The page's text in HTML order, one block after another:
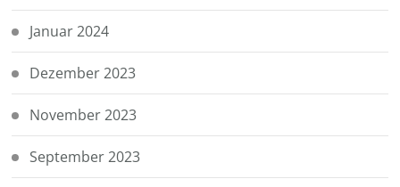
Januar 2024
Dezember 2023
November 2023
September 2023